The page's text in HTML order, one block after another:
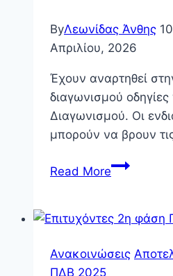
ByΛεωνίδας Άνθης
Απριλίου, 2026
Έχουν αναρτηθεί
διαγωνισμού
Διαγωνισμού. Οι
μπορούν να βρουν
Read More
φάση
ΠΔΒ
Ανακοινώσεις
ΠΔΒ 2025